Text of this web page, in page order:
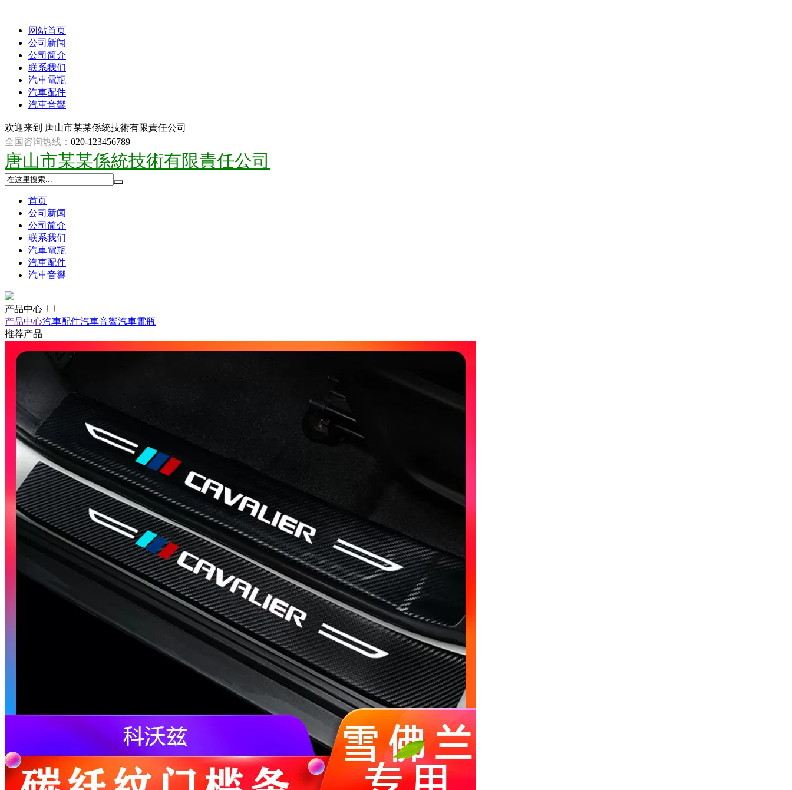
网站首页
公司新闻
公司简介
联系我们
汽車電瓶
汽車配件
汽車音響
欢迎来到 唐山市某某係統技術有限責任公司
全国咨询热线： 020-123456789
唐山市某某係統技術有限責任公司
首页
公司新闻
公司简介
联系我们
汽車電瓶
汽車配件
汽車音響
产品中心
产品中心汽車配件汽車音響汽車電瓶
推荐产品